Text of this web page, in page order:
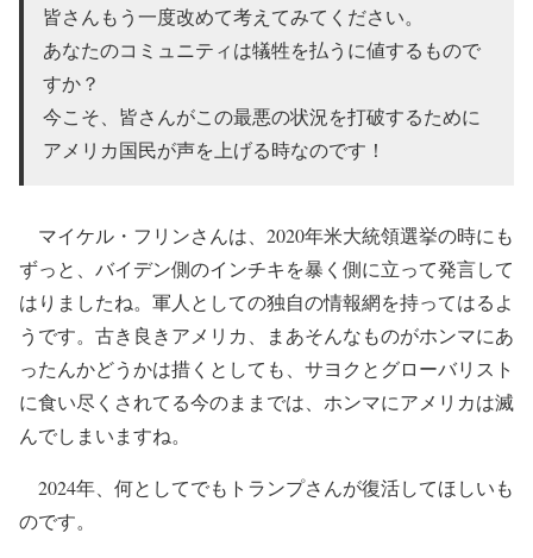
皆さんもう一度改めて考えてみてください。
あなたのコミュニティは犠牲を払うに値するもので
すか？
今こそ、皆さんがこの最悪の状況を打破するために
アメリカ国民が声を上げる時なのです！
マイケル・フリンさんは、2020年米大統領選挙の時にも
ずっと、バイデン側のインチキを暴く側に立って発言して
はりましたね。軍人としての独自の情報網を持ってはるよ
うです。古き良きアメリカ、まあそんなものがホンマにあ
ったんかどうかは措くとしても、サヨクとグローバリスト
に食い尽くされてる今のままでは、ホンマにアメリカは滅
んでしまいますね。
2024年、何としてでもトランプさんが復活してほしいも
のです。